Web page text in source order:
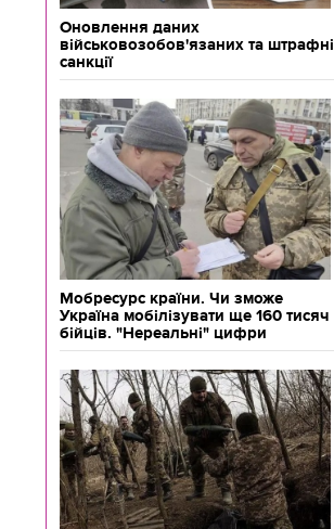
Оновлення даних
військовозобов'язаних та штрафні
санкції
Мобресурс країни. Чи зможе
Україна мобілізувати ще 160 тисяч
бійців. "Нереальні" цифри